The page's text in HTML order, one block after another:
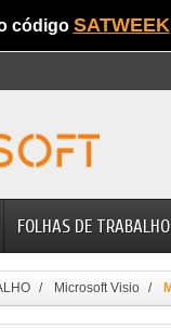
código SATWEEK
FOLHAS DE TRABALHO
Microsoft Visio